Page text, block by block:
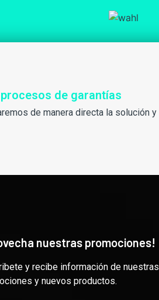
de garantías
de manera directa la solución y
nuestras promociones!
y recibe información de nuestras
y nuevos productos.